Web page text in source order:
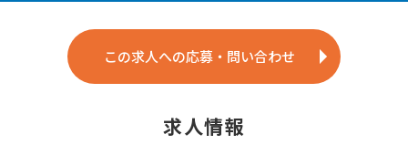
この求人への応募・問い合わせ
求人情報